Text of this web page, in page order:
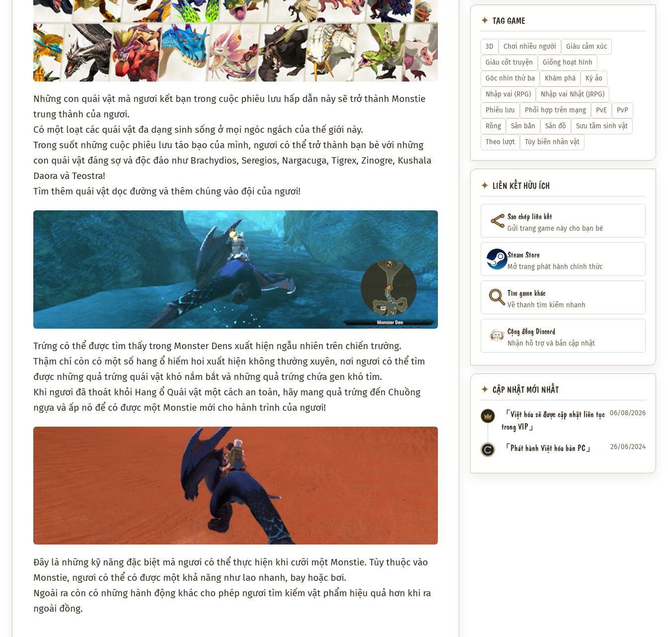
Những con quái vật mà ngươi kết bạn trong cuộc phiêu lưu hấp dẫn này sẽ trở thành Monstie
trung thành của ngươi.
Có một loạt các quái vật đa dạng sinh sống ở mọi ngóc ngách của thế giới này.
Trong suốt những cuộc phiêu lưu táo bạo của mình, ngươi có thể trở thành bạn bè với những
con quái vật đáng sợ và độc đáo như Brachydios, Seregios, Nargacuga, Tigrex, Zinogre, Kushala
Daora và Teostra!
Tìm thêm quái vật dọc đường và thêm chúng vào đội của ngươi!
Trứng có thể được tìm thấy trong Monster Dens xuất hiện ngẫu nhiên trên chiến trường.
Thậm chí còn có một số hang ổ hiếm hoi xuất hiện không thường xuyên, nơi ngươi có thể tìm
được những quả trứng quái vật khó nắm bắt và những quả trứng chứa gen khó tìm.
Khi ngươi đã thoát khỏi Hang ổ Quái vật một cách an toàn, hãy mang quả trứng đến Chuồng
ngựa và ấp nó để có được một Monstie mới cho hành trình của ngươi!
Đây là những kỹ năng đặc biệt mà ngươi có thể thực hiện khi cưỡi một Monstie. Tùy thuộc vào
Monstie, ngươi có thể có được một khả năng như lao nhanh, bay hoặc bơi.
Ngoài ra còn có những hành động khác cho phép ngươi tìm kiếm vật phẩm hiệu quả hơn khi ra
ngoài đồng.
TAG GAME
3D Chơi nhiều người
Giàu cảm xúc
Giàu cốt truyện
Giống hoạt hình
Góc nhìn thứ ba
Khám phá
Kỳ ảo
Nhập vai (RPG)
Nhập vai Nhật (JRPG)
Phiêu lưu
Phối hợp trên mạng PvE
PvP
Rồng
Săn bắn Săn đồ
Sưu tầm sinh vật
Theo lượt
Tùy biến nhân vật
LIÊN KẾT HỮU ÍCH
Sao chép liên kết
Gửi trang game này cho bạn bè
Steam Store
Mở trang phát hành chính thức
Tìm game khác
Về thanh tìm kiếm nhanh
Cộng đồng Discord
Nhận hỗ trợ và bản cập nhật
CẬP NHẬT MỚI NHẤT
「Việt hóa sẽ được cập nhật liên tục
trong VIP」
06/08/2026
✦ 「Phát hành Việt hóa bản PC」 26/06/2024